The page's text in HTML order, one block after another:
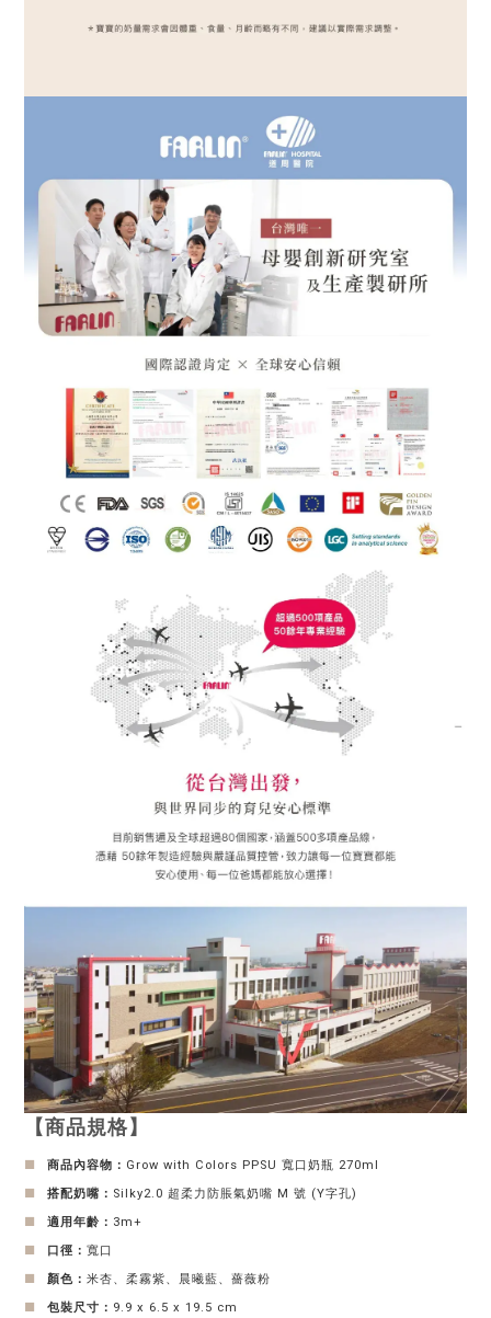
【商品規格】
■ 商品內容物： Grow with Colors PPSU 寬口奶瓶 270ml
■
搭配奶嘴： Silky2.0 超柔力防脹氣奶嘴 M 號 (Y字孔)
■
適用年齡： 3m+
■
口徑： 寬口
■
顏色： 米杏、柔霧紫、晨曦藍、薔薇粉
■
包裝尺寸： 9.9 x 6.5 x 19.5 cm